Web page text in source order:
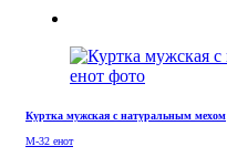
Куртка мужская с натуральным мехом
М-32 енот